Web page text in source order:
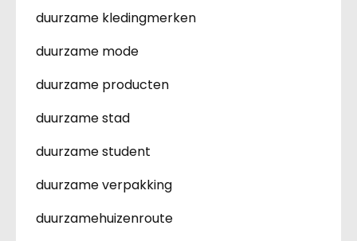
duurzame kledingmerken
duurzame mode
duurzame producten
duurzame stad
duurzame student
duurzame verpakking
duurzamehuizenroute